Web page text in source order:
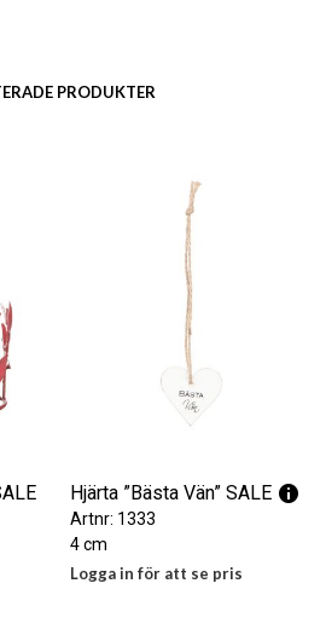
PRODUKTER
Hjärta ”Bästa Vän” SALE
Artnr: 1333
4 cm
Logga in för att se pris